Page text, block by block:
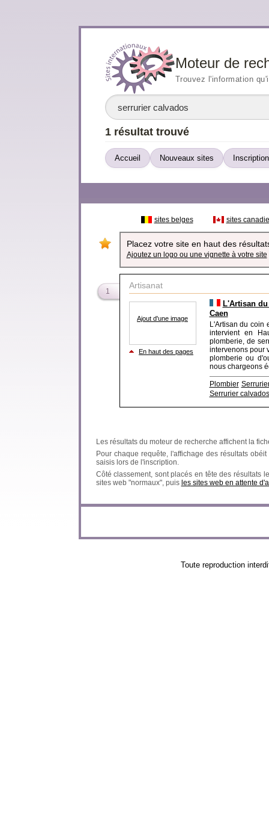
Moteur de
Trouvez l'information
1 résultat trouvé
Accueil Nouveaux sites
sites belges sites
Placez votre site en haut des
Ajoutez un logo ou une vignette à votre site
1
Artisanat
Ajout d'une image
En haut des pages
L'Artisan
Caen
L'Artisan du coin
intervient en
plomberie, de
intervenons pour
plomberie ou
nous chargeons
Plombier
Serrurier calvados
Les résultats du moteur de recherche affichent la
Pour chaque requête, l'affichage des résultats
saisis lors de l'inscription.
Côté classement, sont placés en tête des résultats
sites web "normaux", puis les sites web en attente
Toute reproduction